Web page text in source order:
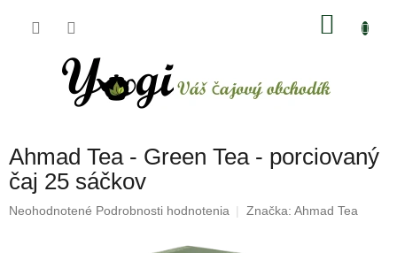
Ahmad Tea - Green Tea - porciovaný
čaj 25 sáčkov
Priemerné
Neohodnotené Podrobnosti hodnotenia Značka: Ahmad Tea